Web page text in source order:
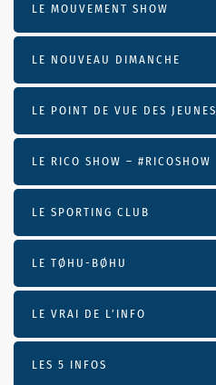
LE MOUVEMENT SHOW
LE NOUVEAU DIMANCHE
LE POINT DE VUE DES JEUNES
LE RICO SHOW – #RICOSHOW
LE SPORTING CLUB
LE TØHU-BØHU
LE VRAI DE L’INFO
LES 5 INFOS